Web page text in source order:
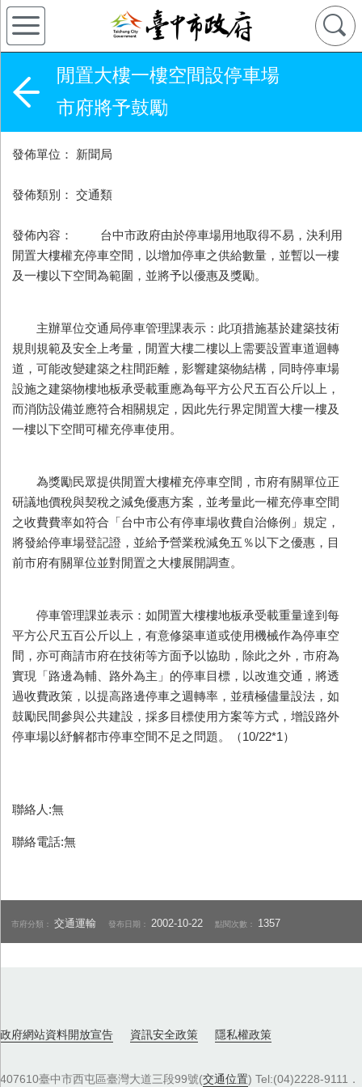
閒置大樓一樓空間設停車場
市府將予鼓勵
發佈單位： 新聞局
發佈類別： 交通類
發佈內容： 台中市政府由於停車場用地取得不易，決利用
閒置大樓權充停車空間，以增加停車之供給數量，並暫以一樓
及一樓以下空間為範圍，並將予以優惠及獎勵。
主辦單位交通局停車管理課表示：此項措施基於建築技術
規則規範及安全上考量，閒置大樓二樓以上需要設置車道迴轉
道，可能改變建築之柱間距離，影響建築物結構，同時停車場
設施之建築物樓地板承受載重應為每平方公尺五百公斤以上，
而消防設備並應符合相關規定，因此先行界定閒置大樓一樓及
一樓以下空間可權充停車使用。
為獎勵民眾提供閒置大樓權充停車空間，市府有關單位正
研議地價稅與契稅之減免優惠方案，並考量此一權充停車空間
之收費費率如符合「台中市公有停車場收費自治條例」規定，
將發給停車場登記證，並給予營業稅減免五％以下之優惠，目
前市府有關單位並對閒置之大樓展開調查。
停車管理課並表示：如閒置大樓樓地板承受載重量達到每
平方公尺五百公斤以上，有意修築車道或使用機械作為停車空
間，亦可商請市府在技術等方面予以協助，除此之外，市府為
實現「路邊為輔、路外為主」的停車目標，以改進交通，將透
過收費政策，以提高路邊停車之週轉率，並積極儘量設法，如
鼓勵民間參與公共建設，採多目標使用方案等方式，增設路外
停車場以紓解都市停車空間不足之問題。（10/22*1）
聯絡人:無
聯絡電話:無
市府分類：交通運輸 發布日期： 2002-10-22 點閱次數： 1357
政府網站資料開放宣告 資訊安全政策 隱私權政策
407610臺中市西屯區臺灣大道三段99號(交通位置) Tel:(04)2228-9111．